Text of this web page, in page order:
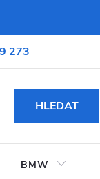
273 řád
HLEDAT
BMW